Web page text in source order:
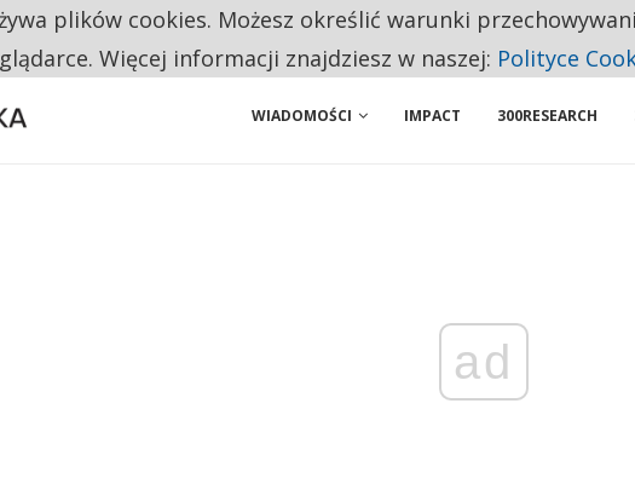
Z EMERYTURY SENIORZY PRZEZNACZAJĄ NA PODSTAWOWE ZAKUPY
WIADOMOŚCI IMPACT 300RESEARCH
ad
plików cookies. Możesz określić warunki
Więcej informacji znajdziesz w naszej: Polityce